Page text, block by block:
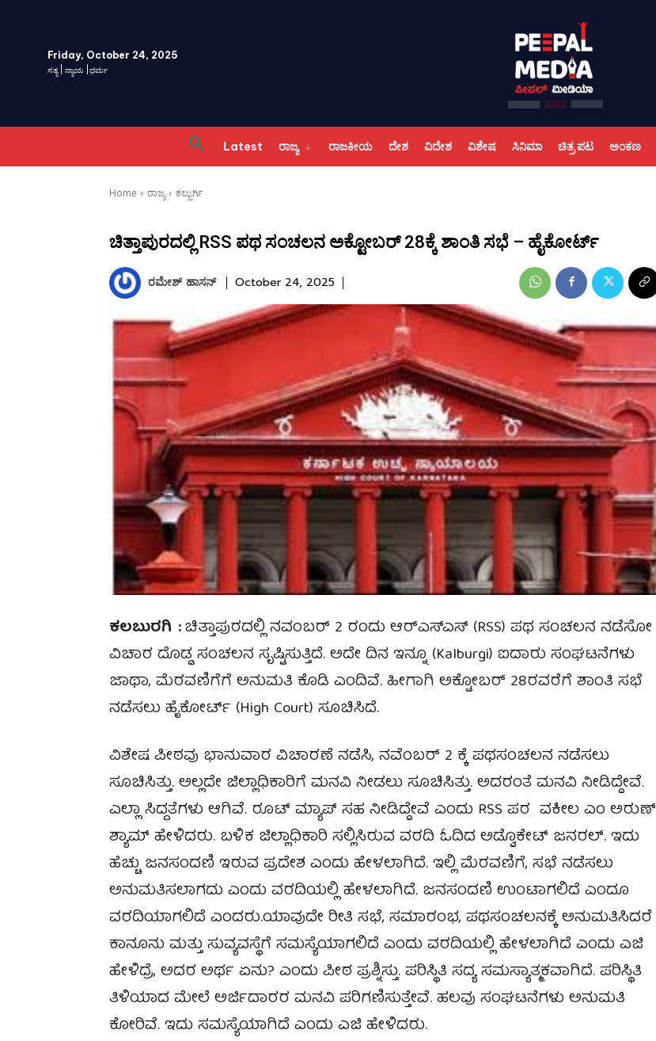
Friday, October 24, 2025
ಸತ್ಯ | ನ್ಯಾಯ |ಧರ್ಮ
Latest ರಾಜ್ಯ ರಾಜಕೀಯ ದೇಶ ವಿದೇಶ ವಿಶೇಷ ಸಿನಿಮಾ ಚಿತ್ರ ಪಟ ಅಂಕಣ
Home ರಾಜ್ಯ ಕಲ್ಬುರ್ಗಿ
ಚಿತ್ತಾಪುರದಲ್ಲಿ RSS ಪಥ ಸಂಚಲನ ಅಕ್ಟೋಬರ್ 28ಕ್ಕೆ ಶಾಂತಿ ಸಭೆ – ಹೈಕೋರ್ಟ್
ರಮೇಶ್‌ ಹಾಸನ್‌ October 24, 2025
ಕಲಬುರಗಿ :ಚಿತ್ತಾಪುರದಲ್ಲಿ ನವಂಬರ್ 2 ರಂದು ಆರ್‌ಎಸ್ಎಸ್ (RSS) ಪಥ ಸಂಚಲನ ನಡೆಸೋ
ವಿಚಾರ ದೊಡ್ಡ ಸಂಚಲನ ಸೃಷ್ಟಿಸುತ್ತಿದೆ. ಅದೇ ದಿನ ಇನ್ನೂ (Kalburgi) ಐದಾರು ಸಂಘಟನೆಗಳು
ಜಾಥಾ, ಮೆರವಣಿಗೆಗೆ ಅನುಮತಿ ಕೊಡಿ ಎಂದಿವೆ. ಹೀಗಾಗಿ ಅಕ್ಟೋಬರ್‌ 28ರವರೆಗೆ ಶಾಂತಿ ಸಭೆ
ನಡೆಸಲು ಹೈಕೋರ್ಟ್ (High Court) ಸೂಚಿಸಿದೆ.
ವಿಶೇಷ ಪೀಠವು ಭಾನುವಾರ ವಿಚಾರಣೆ ನಡೆಸಿ, ನವೆಂಬರ್‌ 2 ಕ್ಕೆ ಪಥಸಂಚಲನ ನಡೆಸಲು
ಸೂಚಿಸಿತ್ತು. ಅಲ್ಲದೇ ಜಿಲ್ಲಾಧಿಕಾರಿಗೆ ಮನವಿ ನೀಡಲು ಸೂಚಿಸಿತ್ತು. ಅದರಂತೆ ಮನವಿ ನೀಡಿದ್ದೇವೆ.
ಎಲ್ಲಾ ಸಿದ್ಧತೆಗಳು ಆಗಿವೆ. ರೂಟ್‌ ಮ್ಯಾಪ್‌ ಸಹ ನೀಡಿದ್ದೇವೆ ಎಂದು RSS ಪರ ವಕೀಲ ಎಂ ಅರುಣ್‌
ಶ್ಯಾಮ್‌ ಹೇಳಿದರು. ಬಳಿಕ ಜಿಲ್ಲಾಧಿಕಾರಿ ಸಲ್ಲಿಸಿರುವ ವರದಿ ಓದಿದ ಅಡ್ವೊಕೇಟ್‌ ಜನರಲ್‌. ಇದು
ಹೆಚ್ಚು ಜನಸಂದಣಿ ಇರುವ ಪ್ರದೇಶ ಎಂದು ಹೇಳಲಾಗಿದೆ. ಇಲ್ಲಿ ಮೆರವಣಿಗೆ, ಸಭೆ ನಡೆಸಲು
ಅನುಮತಿಸಲಾಗದು ಎಂದು ವರದಿಯಲ್ಲಿ ಹೇಳಲಾಗಿದೆ. ಜನಸಂದಣಿ ಉಂಟಾಗಲಿದೆ ಎಂದೂ
ವರದಿಯಾಗಲಿದೆ ಎಂದರು.ಯಾವುದೇ ರೀತಿ ಸಭೆ, ಸಮಾರಂಭ, ಪಥಸಂಚಲನಕ್ಕೆ ಅನುಮತಿಸಿದರೆ
ಕಾನೂನು ಮತ್ತು ಸುವ್ಯವಸ್ಥೆಗೆ ಸಮಸ್ಯೆಯಾಗಲಿದೆ ಎಂದು ವರದಿಯಲ್ಲಿ ಹೇಳಲಾಗಿದೆ ಎಂದು ಎಜಿ
ಹೇಳಿದ್ರೆ, ಅದರ ಅರ್ಥ ಏನು? ಎಂದು ಪೀಠ ಪ್ರಶ್ನಿಸ್ತು. ಪರಿಸ್ಥಿತಿ ಸದ್ಯ ಸಮಸ್ಯಾತ್ಮಕವಾಗಿದೆ. ಪರಿಸ್ಥಿತಿ
ತಿಳಿಯಾದ ಮೇಲೆ ಅರ್ಜಿದಾರರ ಮನವಿ ಪರಿಗಣಿಸುತ್ತೇವೆ. ಹಲವು ಸಂಘಟನೆಗಳು ಅನುಮತಿ
ಕೋರಿವೆ. ಇದು ಸಮಸ್ಯೆಯಾಗಿದೆ ಎಂದು ಎಜಿ ಹೇಳಿದರು.